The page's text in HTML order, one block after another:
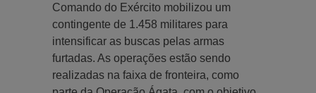
Comando do Exército mobilizou um
contingente de 1.458 militares para
intensificar as buscas pelas armas
furtadas. As operações estão sendo
realizadas na faixa de fronteira, como